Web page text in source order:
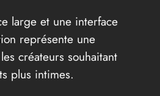
large et une interface
représente une
créateurs souhaitant
plus intimes.